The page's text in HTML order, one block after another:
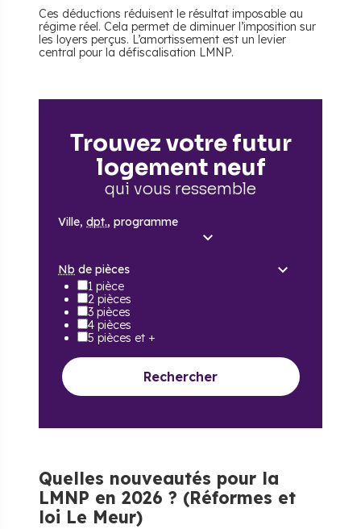
Ces déductions réduisent le résultat imposable au
régime réel. Cela permet de diminuer l’imposition sur
les loyers perçus. L’amortissement est un levier
central pour la défiscalisation LMNP.
Trouvez votre futur
logement neuf
qui vous ressemble
Ville, dpt., programme
Nb de pièces
1 pièce
2 pièces
3 pièces
4 pièces
5 pièces et +
Rechercher
​Quelles nouveautés pour la
LMNP en 2026 ? (Réformes et
loi Le Meur)